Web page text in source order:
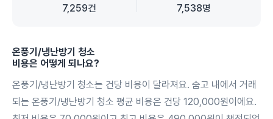
7,259건 7,538명
온풍기/냉난방기 청소
비용은 어떻게 되나요?
온풍기/냉난방기 청소는 건당 비용이 달라져요. 숨고 내에서 거래
되는 온풍기/냉난방기 청소 평균 비용은 건당 120,000원이에요.